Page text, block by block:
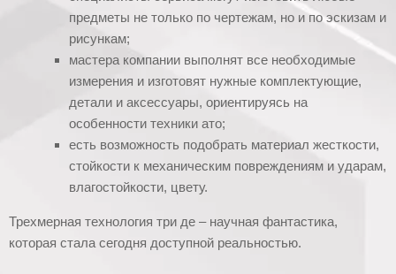
предметы не только по чертежам, но и по эскизам и
рисункам;
мастера компании выполнят все необходимые
измерения и изготовят нужные комплектующие,
детали и аксессуары, ориентируясь на
особенности техники ато;
есть возможность подобрать материал жесткости,
стойкости к механическим повреждениям и ударам,
влагостойкости, цвету.
Трехмерная технология три де – научная фантастика,
которая стала сегодня доступной реальностью.